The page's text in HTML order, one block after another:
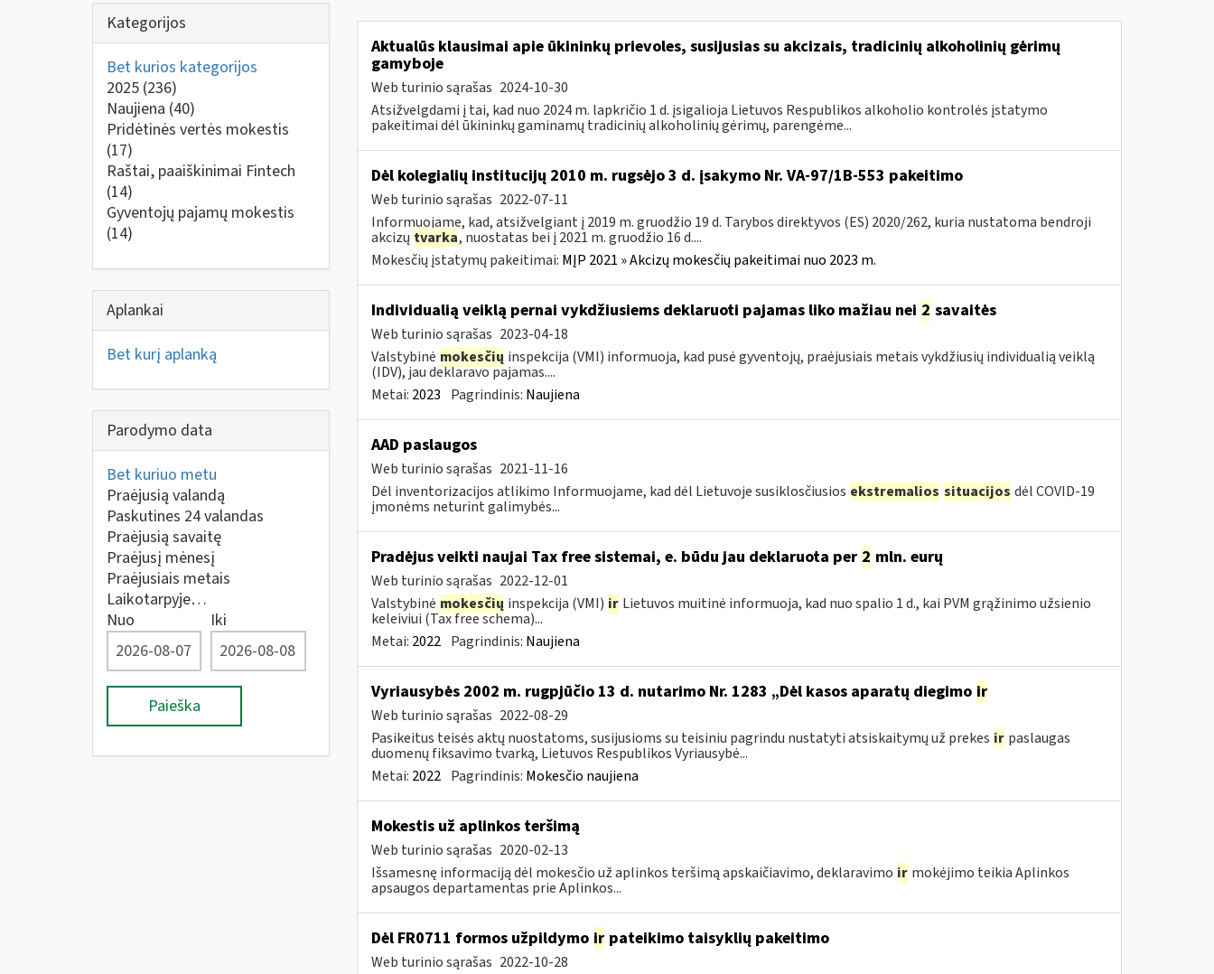
Kategorijos
Bet kurios kategorijos
2025 (236)
Naujiena (40)
Pridėtinės vertės mokestis
(17)
Raštai, paaiškinimai Fintech
(14)
Gyventojų pajamų mokestis
(14)
Aplankai
Bet kurį aplanką
Parodymo data
Bet kuriuo metu
Praėjusią valandą
Paskutines 24 valandas
Praėjusią savaitę
Praėjusį mėnesį
Praėjusiais metais
Laikotarpyje…
Nuo
Iki
Paieška
Aktualūs klausimai apie ūkininkų prievoles, susijusias su akcizais, tradicinių alkoholinių gėrimų
gamyboje
Web turinio sąrašas 2024-10-30
Atsižvelgdami į tai, kad nuo 2024 m. lapkričio 1 d. įsigalioja Lietuvos Respublikos alkoholio kontrolės įstatymo
pakeitimai dėl ūkininkų gaminamų tradicinių alkoholinių gėrimų, parengėme...
Dėl kolegialių institucijų 2010 m. rugsėjo 3 d. įsakymo Nr. VA-97/1B-553 pakeitimo
Web turinio sąrašas 2022-07-11
Informuojame, kad, atsižvelgiant į 2019 m. gruodžio 19 d. Tarybos direktyvos (ES) 2020/262, kuria nustatoma bendroji
akcizų tvarka, nuostatas bei į 2021 m. gruodžio 16 d....
Mokesčių įstatymų pakeitimai: MĮP 2021 » Akcizų mokesčių pakeitimai nuo 2023 m.
Individualią veiklą pernai vykdžiusiems deklaruoti pajamas liko mažiau nei 2 savaitės
Web turinio sąrašas 2023-04-18
Valstybinė mokesčių inspekcija (VMI) informuoja, kad pusė gyventojų, praėjusiais metais vykdžiusių individualią veiklą
(IDV), jau deklaravo pajamas....
Metai: 2023 Pagrindinis: Naujiena
AAD paslaugos
Web turinio sąrašas 2021-11-16
Dėl inventorizacijos atlikimo Informuojame, kad dėl Lietuvoje susiklosčiusios ekstremalios situacijos dėl COVID-19
įmonėms neturint galimybės...
Pradėjus veikti naujai Tax free sistemai, e. būdu jau deklaruota per 2 mln. eurų
Web turinio sąrašas 2022-12-01
Valstybinė mokesčių inspekcija (VMI) ir Lietuvos muitinė informuoja, kad nuo spalio 1 d., kai PVM grąžinimo užsienio
keleiviui (Tax free schema)...
Metai: 2022 Pagrindinis: Naujiena
Vyriausybės 2002 m. rugpjūčio 13 d. nutarimo Nr. 1283 „Dėl kasos aparatų diegimo ir
Web turinio sąrašas 2022-08-29
Pasikeitus teisės aktų nuostatoms, susijusioms su teisiniu pagrindu nustatyti atsiskaitymų už prekes ir paslaugas
duomenų fiksavimo tvarką, Lietuvos Respublikos Vyriausybė...
Metai: 2022 Pagrindinis: Mokesčio naujiena
Mokestis už aplinkos teršimą
Web turinio sąrašas 2020-02-13
Išsamesnę informaciją dėl mokesčio už aplinkos teršimą apskaičiavimo, deklaravimo ir mokėjimo teikia Aplinkos
apsaugos departamentas prie Aplinkos...
Dėl FR0711 formos užpildymo irpateikimo taisyklių pakeitimo
Web turinio sąrašas 2022-10-28